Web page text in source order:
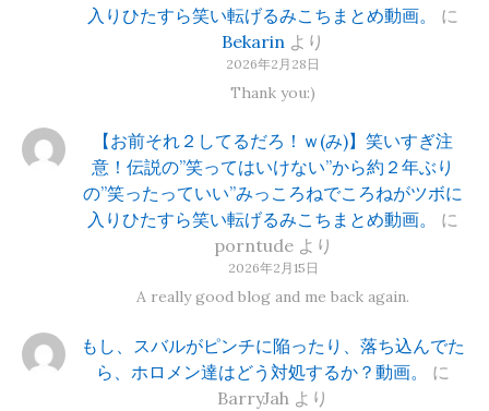
入りひたすら笑い転げるみこちまとめ動画。
に
Bekarin より
2026年2月28日
Thank you:)
【お前それ２してるだろ！ｗ(み)】笑いすぎ注
意！伝説の”笑ってはいけない”から約２年ぶり
の”笑ったっていい”みっころねでころねがツボに
入りひたすら笑い転げるみこちまとめ動画。
に
porntudeより
2026年2月15日
A really good blog and me back again.
もし、スバルがピンチに陥ったり、落ち込んでた
ら、ホロメン達はどう対処するか？動画。
に
BarryJah より